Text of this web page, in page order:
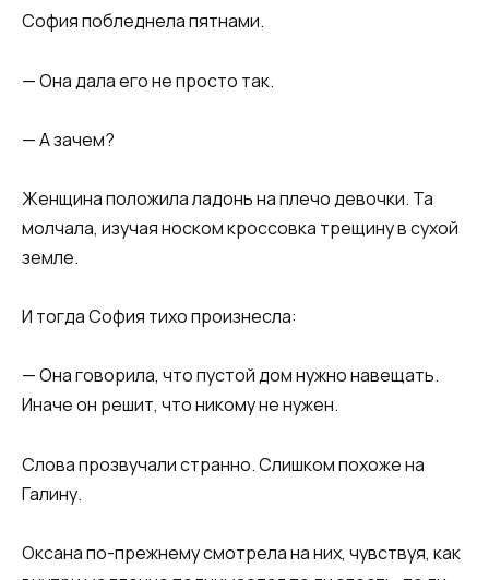
София побледнела пятнами.
— Она дала его не просто так.
— А зачем?
Женщина положила ладонь на плечо девочки. Та
молчала, изучая носком кроссовка трещину в сухой
земле.
И тогда София тихо произнесла:
— Она говорила, что пустой дом нужно навещать.
Иначе он решит, что никому не нужен.
Слова прозвучали странно. Слишком похоже на
Галину.
Оксана по-прежнему смотрела на них, чувствуя, как